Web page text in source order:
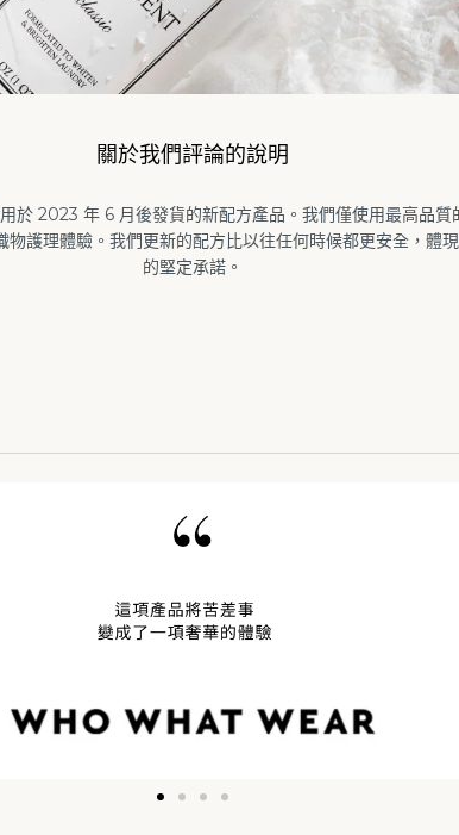
關於我們評論的說明
於 2023 年 6 月後發貨的新配方產品。我們僅使用最高品質
物護理體驗。我們更新的配方比以往任何時候都更安全，體
的堅定承諾。